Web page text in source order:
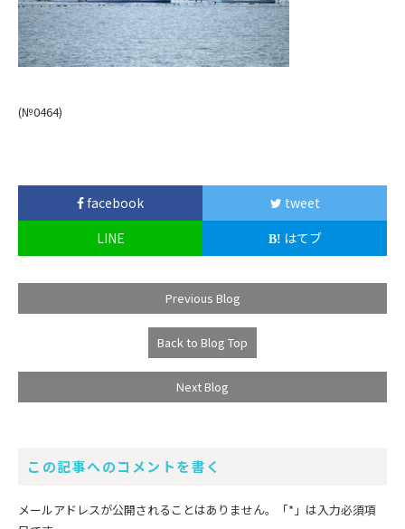
(№0464)
facebook
tweet
LINE
はてブ
Previous Blog
Back to Blog Top
Next Blog
この記事へのコメントを書く
メールアドレスが公開されることはありません。 「*」 は入力必須項